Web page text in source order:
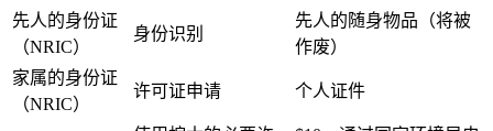
先人的身份证
（NRIC）
身份识别
先人的随身物品（将被
作废）
家属的身份证
（NRIC）
许可证申请 个人证件